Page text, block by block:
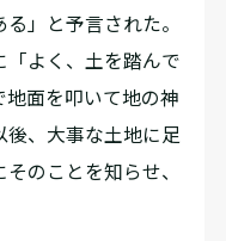
」と予言された。
「よく、土を踏んで
面を叩いて地の神
後、大事な土地に足
のことを知らせ、